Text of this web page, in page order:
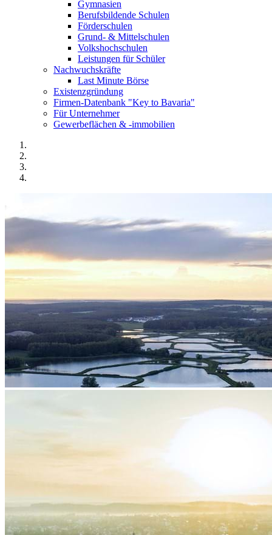
Gymnasien
Berufsbildende Schulen
Förderschulen
Grund- & Mittelschulen
Volkshochschulen
Leistungen für Schüler
Nachwuchskräfte
Last Minute Börse
Existenzgründung
Firmen-Datenbank "Key to Bavaria"
Für Unternehmer
Gewerbeflächen & -immobilien